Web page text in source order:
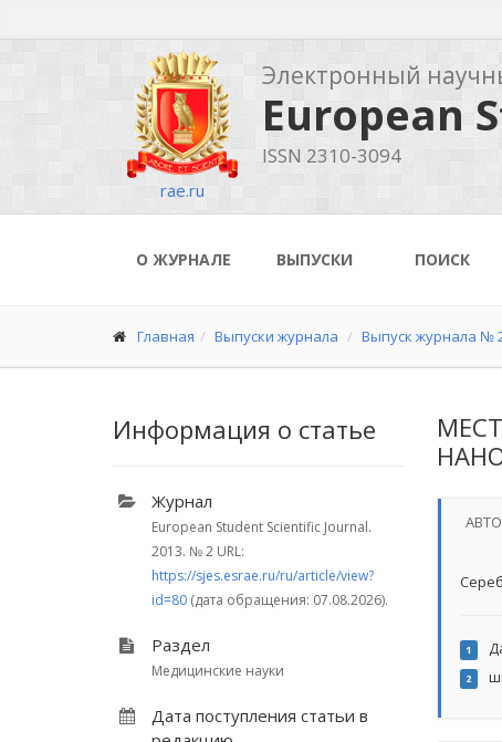
rae.ru
Электронный
European
ISSN 2310-3094
О ЖУРНАЛЕ ВЫПУСКИ ПОИСК
Главная Выпуски журнала Выпуск журнала №
Информация о статье
Журнал
European Student Scientific Journal.
2013. № 2 URL:
https://sjes.esrae.ru/ru/article/view?
id=80 (дата обращения: 07.08.2026).
Раздел
Медицинские науки
Дата поступления статьи в
1
2